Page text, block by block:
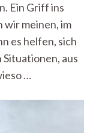
ein
Anfang
–
Ein Griff ins
meinen, im
es helfen, sich
Situationen, aus
…